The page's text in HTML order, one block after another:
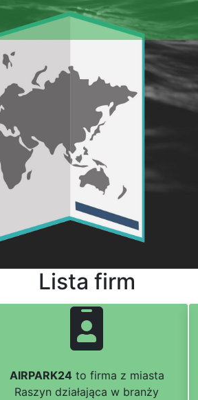
Lista firm
AIRPARK24 to firma z miasta
Raszyn działająca w branży